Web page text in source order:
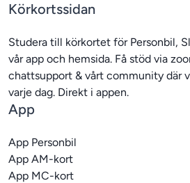
Körkortssidan
Studera till körkortet för Personbil,
vår app och hemsida. Få stöd via
chattsupport & vårt community där
App
App Personbil
App AM-kort
App MC-kort